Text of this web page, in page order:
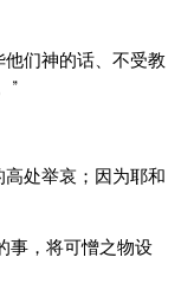
们神的话、不受教
”
处举哀；因为耶和
事，将可憎之物设